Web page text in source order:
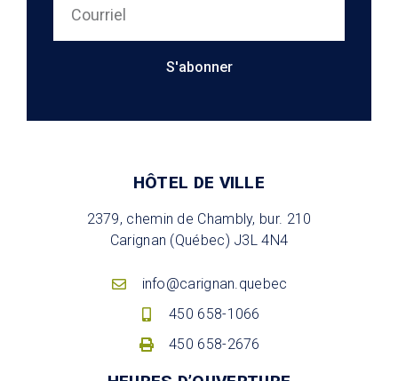
S'abonner
HÔTEL DE VILLE
2379, chemin de Chambly, bur. 210
Carignan (Québec) J3L 4N4
info@carignan.quebec
450 658-1066
450 658-2676